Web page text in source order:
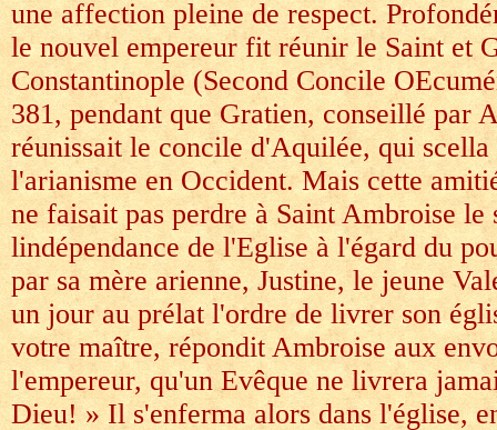
une affection pleine de respect.
le nouvel empereur fit réunir le Saint et
Constantinople (Second Concile
381, pendant que Gratien, conseillé par
réunissait le concile d'Aquilée, qui
l'arianisme en Occident. Mais cette
ne faisait pas perdre à Saint Ambroise le
lindépendance de l'Eglise à l'égard du
par sa mère arienne, Justine, le jeune
un jour au prélat l'ordre de livrer son
votre maître, répondit Ambroise aux
l'empereur, qu'un Evêque ne livrera
Dieu! » Il s'enferma alors dans l'église,